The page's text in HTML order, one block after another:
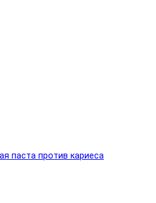
паста против кариеса